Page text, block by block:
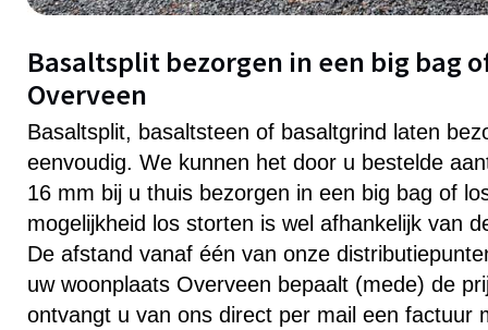
Basaltsplit bezorgen in een big bag
Overveen
Basaltsplit, basaltsteen of basaltgrind laten
eenvoudig. We kunnen het door u bestelde
16 mm bij u thuis bezorgen in een big bag of
mogelijkheid los storten is wel afhankelijk van
De afstand vanaf één van onze
uw woonplaats Overveen bepaalt (mede) de
ontvangt u van ons direct per mail een factuur